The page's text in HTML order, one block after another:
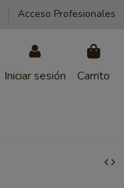
Acceso Profesionales
Iniciar sesión Carrito